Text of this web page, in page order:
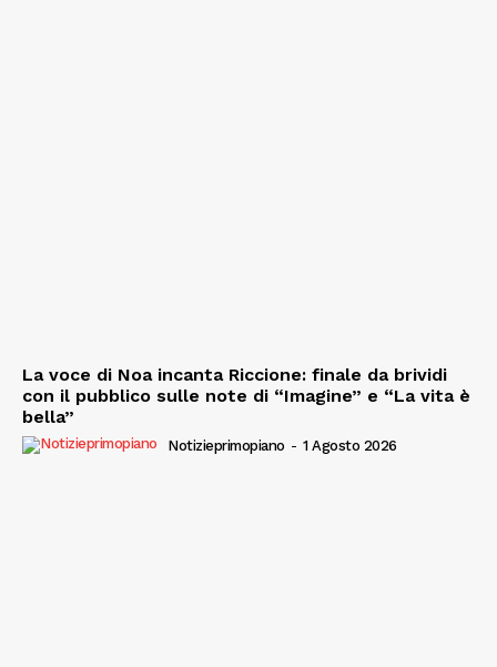
La voce di Noa incanta Riccione: finale da brividi
con il pubblico sulle note di “Imagine” e “La vita è
bella”
Notizieprimopiano - 1 Agosto 2026